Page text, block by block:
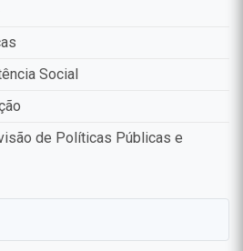
Social
de Políticas Públicas e